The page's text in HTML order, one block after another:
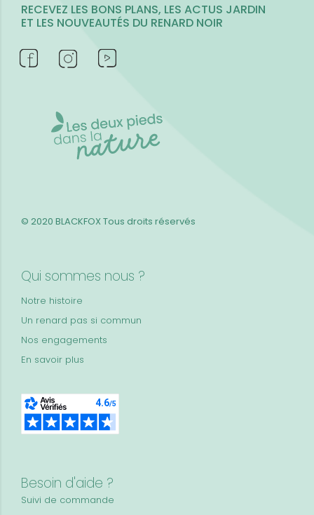
RECEVEZ LES BONS PLANS, LES ACTUS JARDIN
ET LES NOUVEAUTÉS DU RENARD NOIR
Qui sommes nous ?
Notre histoire
Un renard pas si commun
Nos engagements
En savoir plus
Besoin d'aide ?
Suivi de commande
© 2020 BLACKFOXTous droits réservés